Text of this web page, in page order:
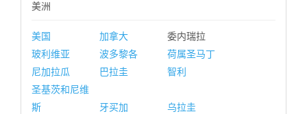
美洲
美国 加拿大
委内瑞拉
玻利维亚
波多黎各
荷属圣马丁
尼加拉瓜
巴拉圭
智利
圣基茨和尼维
斯
牙买加 乌拉圭